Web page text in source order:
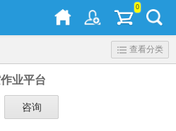
0
查看分类
业平台
咨询